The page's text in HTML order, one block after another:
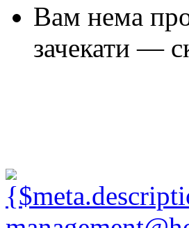
Вам нема
зачекати —